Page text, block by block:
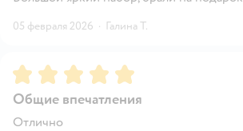
05 февраля 2026 · Галина Т.
Рейтинг:5
Общие впечатления
Отлично